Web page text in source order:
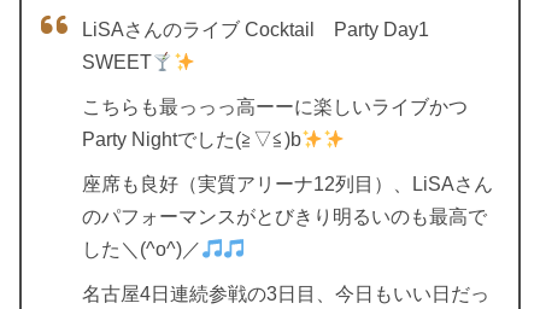
LiSAさんのライブ Cocktail Party Day1
SWEET
こちらも最っっっ高ーーに楽しいライブかつ
Party Nightでした(≧▽≦)b
座席も良好（実質アリーナ12列目）、LiSAさん
のパフォーマンスがとびきり明るいのも最高で
した＼(^o^)／
名古屋4日連続参戦の3日目、今日もいい日だっ